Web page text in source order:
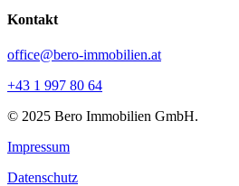
Kontakt
office@bero-immobilien.at
+43 1 997 80 64
© 2025 Bero Immobilien GmbH.
Impressum
Datenschutz